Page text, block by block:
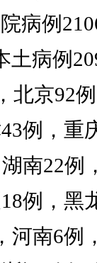
例
土病例
北京92
例，重
南22例
例，黑
河南6例